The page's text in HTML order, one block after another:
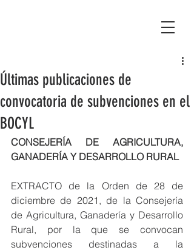
Últimas publicaciones de
convocatoria de subvenciones en el
BOCYL
CONSEJERÍA DE AGRICULTURA,
GANADERÍA Y DESARROLLO RURAL
EXTRACTO de la Orden de 28 de
diciembre de 2021, de la Consejería
de Agricultura, Ganadería y Desarrollo
Rural, por la que se convocan
subvenciones destinadas a la